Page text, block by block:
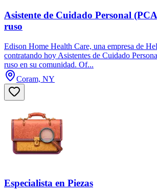
Asistente de Cuidado Personal
ruso
Edison Home Health Care, una empresa de
contratando hoy Asistentes de Cuidado
ruso en su comunidad. Of...
Coram, NY
Especialista en Piezas